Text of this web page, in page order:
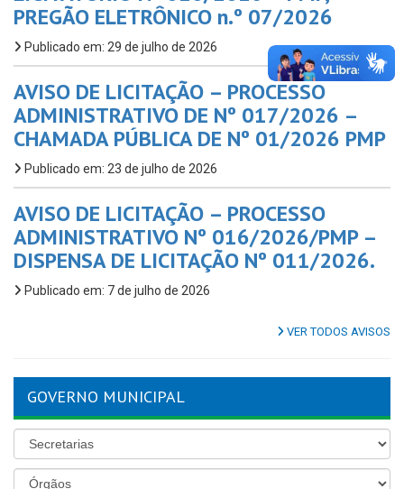
PREGÃO ELETRÔNICO n.º 07/2026
Publicado em: 29 de julho de 2026
AVISO DE LICITAÇÃO – PROCESSO
ADMINISTRATIVO DE Nº 017/2026 –
CHAMADA PÚBLICA DE Nº 01/2026 PMP
Publicado em: 23 de julho de 2026
AVISO DE LICITAÇÃO – PROCESSO
ADMINISTRATIVO Nº 016/2026/PMP –
DISPENSA DE LICITAÇÃO Nº 011/2026.
Publicado em: 7 de julho de 2026
VER TODOS AVISOS
GOVERNO MUNICIPAL